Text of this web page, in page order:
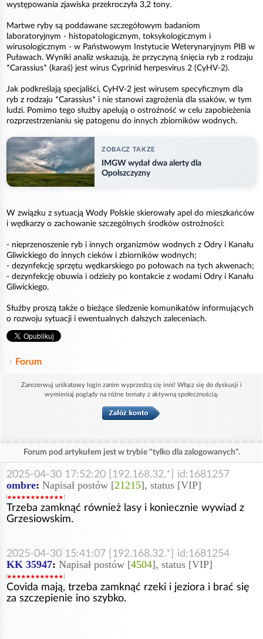
występowania zjawiska przekroczyła 3,2 tony.
Martwe ryby są poddawane szczegółowym badaniom
laboratoryjnym - histopatologicznym, toksykologicznym i
wirusologicznym - w Państwowym Instytucie Weterynaryjnym PIB w
Puławach. Wyniki analiz wskazują, że przyczyną śnięcia ryb z rodzaju
*Carassius* (karaś) jest wirus Cyprinid herpesvirus 2 (CyHV-2).
Jak podkreślają specjaliści, CyHV-2 jest wirusem specyficznym dla
ryb z rodzaju *Carassius* i nie stanowi zagrożenia dla ssaków, w tym
ludzi. Pomimo tego służby apelują o ostrożność w celu zapobieżenia
rozprzestrzenianiu się patogenu do innych zbiorników wodnych.
ZOBACZ TAKZE
IMGW wydał dwa alerty dla
Opolszczyzny
W związku z sytuacją Wody Polskie skierowały apel do mieszkańców
i wędkarzy o zachowanie szczególnych środków ostrożności:
- nieprzenoszenie ryb i innych organizmów wodnych z Odry i Kanału
Gliwickiego do innych cieków i zbiorników wodnych;
- dezynfekcję sprzętu wędkarskiego po połowach na tych akwenach;
- dezynfekcję obuwia i odzieży po kontakcie z wodami Odry i Kanału
Gliwickiego.
Służby proszą także o bieżące śledzenie komunikatów informujących
o rozwoju sytuacji i ewentualnych dalszych zaleceniach.
Forum
Zarezerwuj unikatowy login zanim wyprzedzą cię inni! Włącz się do dyskusji i
wymieniaj poglądy na różne tematy z aktywną społecznością.
Forum pod artykułem jest w trybie "tylko dla zalogowanych".
2025-04-30 17:52:20 [192.168.32.*] id:1681257
ombre: Napisał postów [21215], status [VIP]
Trzeba zamknąć również lasy i koniecznie wywiad z
Grzesiowskim.
2025-04-30 15:41:07 [192.168.32.*] id:1681254
KK 35947: Napisał postów [4504], status [VIP]
Covida mają, trzeba zamknąć rzeki i jeziora i brać się
za szczepienie ino szybko.